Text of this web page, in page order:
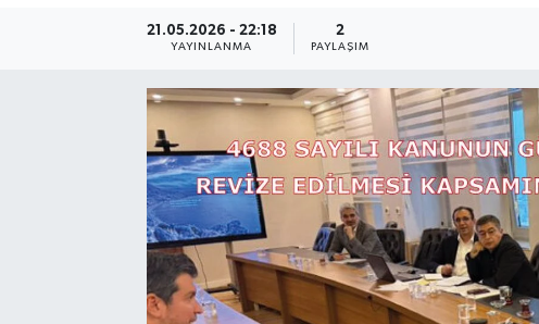
21.05.2026 - 22:18
YAYINLANMA
2
PAYLAŞIM